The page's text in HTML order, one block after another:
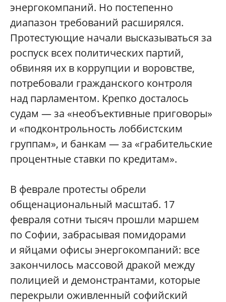
энергокомпаний. Но постепенно
диапазон требований расширялся.
Протестующие начали высказываться за
роспуск всех политических партий,
обвиняя их в коррупции и воровстве,
потребовали гражданского контроля
над парламентом. Крепко досталось
судам — за «необъективные приговоры»
и «подконтрольность лоббистским
группам», и банкам — за «грабительские
процентные ставки по кредитам».
В феврале протесты обрели
общенациональный масштаб. 17
февраля сотни тысяч прошли маршем
по Софии, забрасывая помидорами
и яйцами офисы энергокомпаний: все
закончилось массовой дракой между
полицией и демонстрантами, которые
перекрыли оживленный софийский